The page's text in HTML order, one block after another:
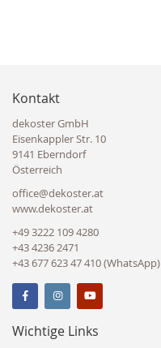
Kontakt
dekoster GmbH
Eisenkappler Str. 10
9141 Eberndorf
Österreich
office@dekoster.at
www.dekoster.at
+49 3222 109 4280
+43 4236 2471
+43 677 623 47 410 (WhatsApp)
Wichtige Links